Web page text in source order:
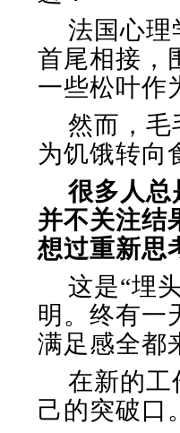
法国心理
首尾相接，
一些松叶作
然而，毛
为饥饿转向
很多人总
并不关注结
想过重新思
这是“埋
明。终有一
满足感全都
在新的工
己的突破口